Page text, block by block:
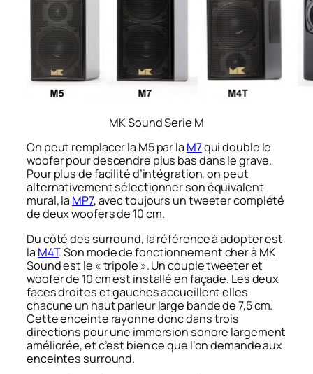
MK Sound Serie M
On peut remplacer la M5 par la M7qui double le
woofer pour descendre plus bas dans le grave.
Pour plus de facilité d’intégration, on peut
alternativement sélectionner son équivalent
mural, la MP7, avec toujours un tweeter complété
de deux woofers de 10 cm.
Du côté des surround, la référence à adopter est
la M4T. Son mode de fonctionnement cher à MK
Sound est le « tripole ». Un couple tweeter et
woofer de 10 cm est installé en façade. Les deux
faces droites et gauches accueillent elles
chacune un haut parleur large bande de 7,5 cm.
Cette enceinte rayonne donc dans trois
directions pour une immersion sonore largement
améliorée, et c’est bien ce que l’on demande aux
enceintes surround.